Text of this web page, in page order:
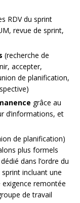
RDV du sprint
revue de sprint,
(recherche de
accepter,
de planification,
grâce au
d’informations, et
de planification)
plus formels
dans l’ordre du
incluant une
exigence remontée
de travail